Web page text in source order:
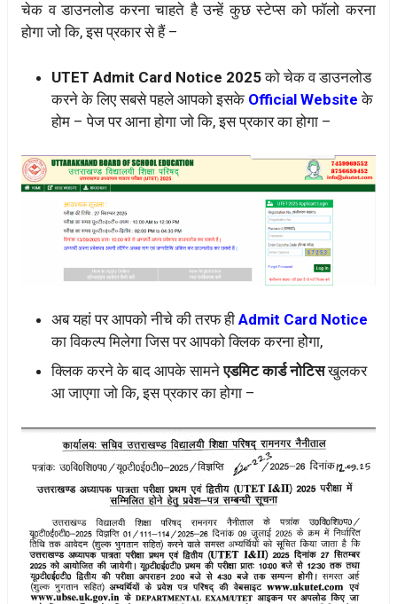
चेक व डाउनलोड करना चाहते है उन्हें कुछ स्टेप्स को फॉलो करना
होगा जो कि, इस प्रकार से हैं –
UTET Admit Card Notice 2025को चेक व डाउनलोड
करने के लिए सबसे पहले आपको इसके Official Website के
होम – पेज पर आना होगा जो कि, इस प्रकार का होगा –
अब यहां पर आपको नीचे की तरफ ही Admit Card Notice
का विकल्प मिलेगा जिस पर आपको क्लिक करना होेगा,
क्लिक करने के बाद आपके सामनेएडमिट कार्ड नोटिसखुलकर
आ जाएगा जो कि, इस प्रकार का होगा –